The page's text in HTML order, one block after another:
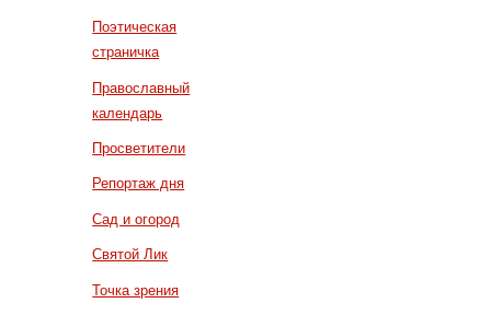
Поэтическая
страничка
Православный
календарь
Просветители
Репортаж дня
Сад и огород
Святой Лик
Точка зрения